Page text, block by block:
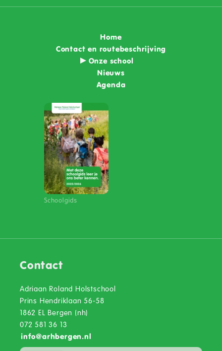
Home
Contact en routebeschrijving
Onze school
Nieuws
Agenda
Schoolgids
Contact
Adriaan Roland Holstschool
Prins Hendriklaan 56-58
1862 EL Bergen (nh)
072 581 36 13
info@arhbergen.nl